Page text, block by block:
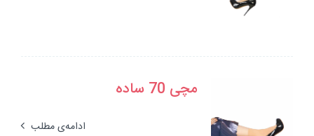
مچی 70 ساده
ادامه‌ی مطلب